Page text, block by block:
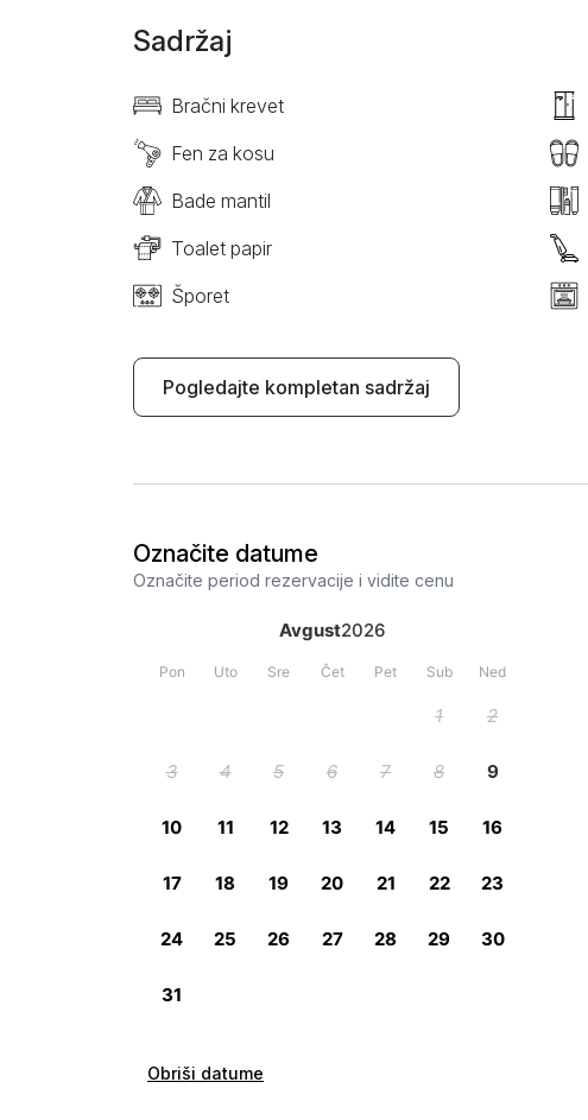
Sadržaj
Bračni krevet
Fen za kosu
Bade mantil
Toalet papir
Šporet
Pogledajte kompletan sadržaj
Označite datume
Označite period rezervacije i vidite cenu
Obriši datume